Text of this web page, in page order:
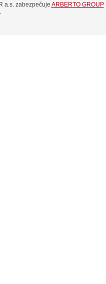
a.s. zabezpečuje ARBERTO GROUP